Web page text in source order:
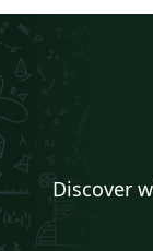
Discover